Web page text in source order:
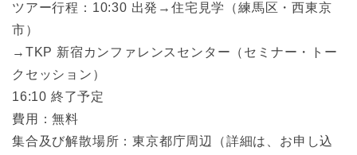
ツアー行程：10:30 出発→住宅見学（練馬区・西東京
市）
→TKP 新宿カンファレンスセンター（セミナー・トー
クセッション）
16:10 終了予定
費用：無料
集合及び解散場所：東京都庁周辺（詳細は、お申し込